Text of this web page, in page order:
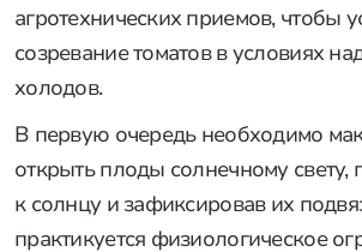
агротехнических приемов, чтобы
созревание томатов в условиях
холодов.
В первую очередь необходимо
открыть плоды солнечному свету,
к солнцу и зафиксировав их
практикуется физиологическое